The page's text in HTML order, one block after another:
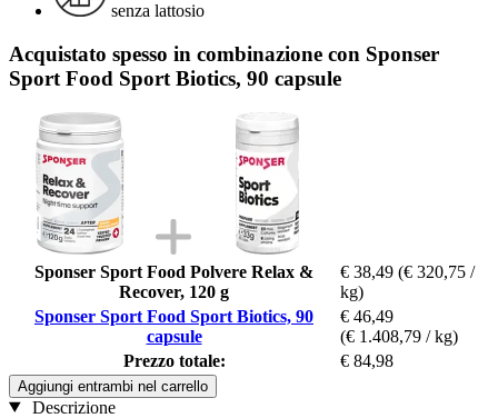
senza lattosio
Acquistato spesso in combinazione con Sponser
Sport Food Sport Biotics, 90 capsule
Sponser Sport Food Polvere Relax &
Recover, 120 g
€ 38,49 (€ 320,75 /
kg)
Sponser Sport Food Sport Biotics, 90
capsule
€ 46,49
(€ 1.408,79 / kg)
Prezzo totale:
€ 84,98
Aggiungi entrambi nel carrello
Descrizione